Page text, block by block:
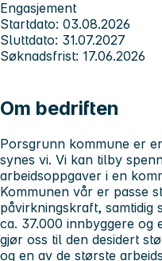
Engasjement
Startdato: 03.08.2026
Sluttdato: 31.07.2027
Søknadsfrist: 17.06.2026
Om bedriften
Porsgrunn kommune er
synes vi. Vi kan tilby
arbeidsoppgaver i en
Kommunen vår er passe
påvirkningskraft,
ca. 37.000 innbyggere og
gjør oss til den desidert
og en av de største